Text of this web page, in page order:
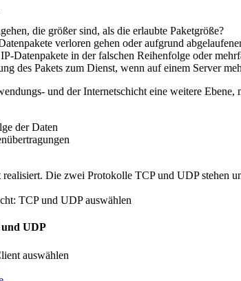
die größer sind, als die erlaubte Paketgröße?
verloren gehen oder aufgrund
Datenpakete in der falschen Reihenfolge oder
des Pakets zum Dienst, wenn auf einem Server
und der Internetschicht eine weitere Ebene,
der Daten
Die zwei Protokolle TCP und UDP stehen
TCP und UDP auswählen
UDP
auswählen